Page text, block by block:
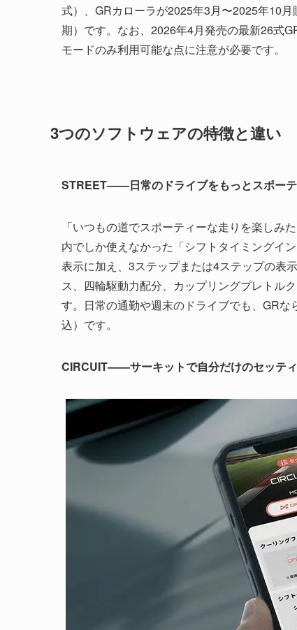
式）、GRカローラが2025年3月〜2025年10
期）です。なお、2026年4月発売の最新26式
モードのみ利用可能な点に注意が必要です。
3つのソフトウェアの特徴と違い
STREET——日常のドライブをもっとスポー
「いつもの道でスポーティーな走りを楽しみ
内でしか使えなかった「シフトタイミングイ
表示に加え、3ステップまたは4ステップの表
ス、四輪駆動力配分、カップリングプレトル
す。日常の通勤や週末のドライブでも、GR
込）です。
CIRCUIT——サーキットで自分だけのセッテ